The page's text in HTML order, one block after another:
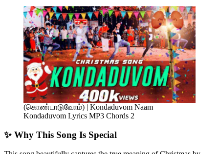
(கொண்டாடுவோம்) | Kondaduvom Naam
Kondaduvom Lyrics MP3 Chords 2
✨ Why This Song Is Special